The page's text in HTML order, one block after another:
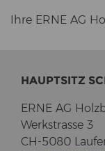
Ihre ERNE AG
HAUPT­SITZ
ERNE AG
Werk­stras­se 3
CH-5080